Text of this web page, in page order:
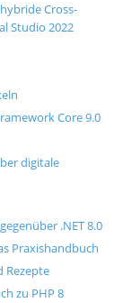
Cross-
Studio 2022
Core 9.0
digitale
.NET 8.0
Praxishandbuch
Rezepte
zu PHP 8